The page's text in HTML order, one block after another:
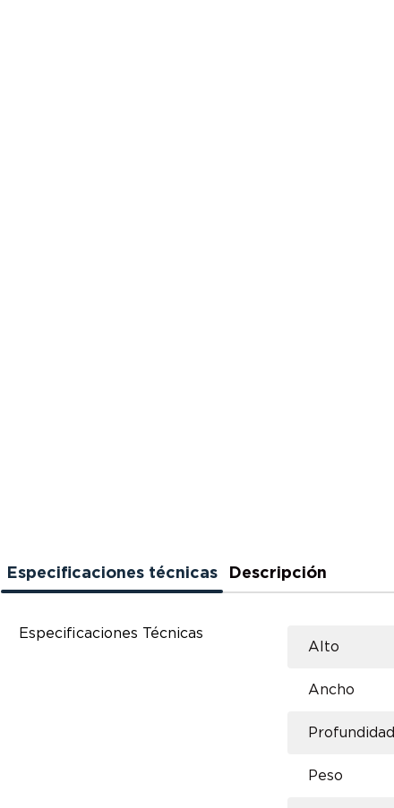
Especificaciones técnicas Descripción
Especificaciones Técnicas
Alto
Ancho
Profundidad
Peso